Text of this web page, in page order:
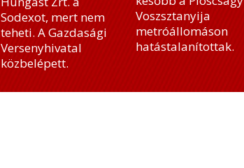
Sodexot, mert nem
teheti. A Gazdasági
Versenyhivatal
közbelépett.
Voszsztanyija
metróállomáson
hatástalanítottak.